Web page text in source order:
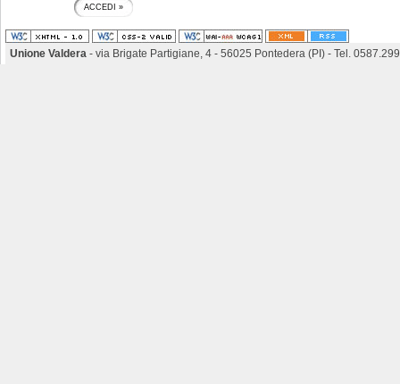
Unione Valdera - via Brigate Partigiane, 4 - 56025 Pontedera (PI) - Tel.